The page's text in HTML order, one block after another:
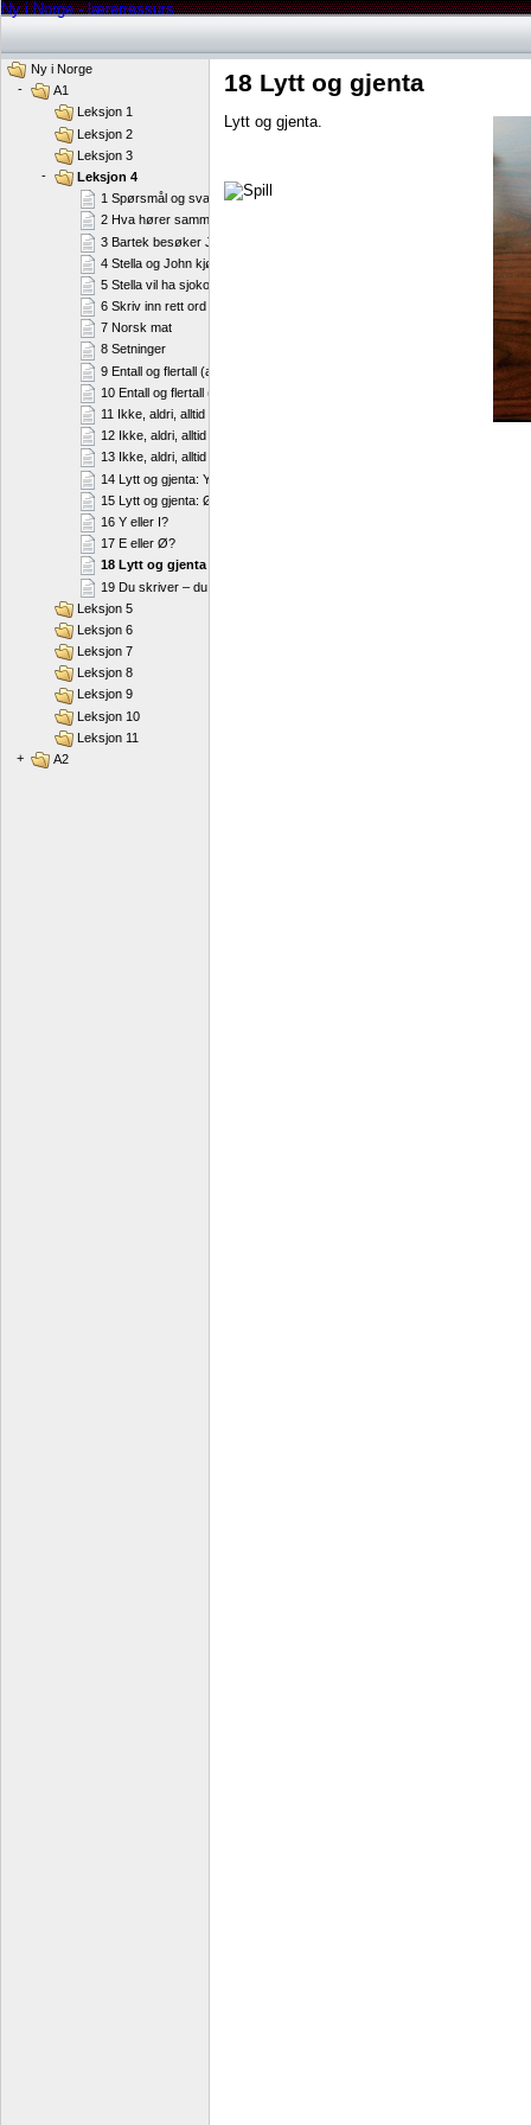
Ny i Norge - lærerressurs
18 Lytt og gjenta
Lytt og gjenta.
Ny i Norge
-
A1
Leksjon 1
Leksjon 2
Leksjon 3
-
Leksjon 4
1 Spørsmål og svar
2 Hva hører sammen?
3 Bartek besøker John og Stella
4 Stella og John kjøper mat
5 Stella vil ha sjokolade
6 Skriv inn rett ord i setningen
7 Norsk mat
8 Setninger
9 Entall og flertall (a)
10 Entall og flertall (b)
11 Ikke, aldri, alltid (a)
12 Ikke, aldri, alltid (b)
13 Ikke, aldri, alltid (c)
14 Lytt og gjenta: Y
15 Lytt og gjenta: Ø
16 Y eller I?
17 E eller Ø?
18 Lytt og gjenta
19 Du skriver – du sier
Leksjon 5
Leksjon 6
Leksjon 7
Leksjon 8
Leksjon 9
Leksjon 10
Leksjon 11
+
A2